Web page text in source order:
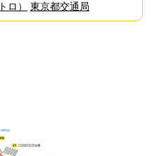
ロ） 東京都交通局